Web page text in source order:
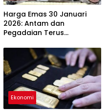
Harga Emas 30 Januari
2026: Antam dan
Pegadaian Terus
Ekonomi